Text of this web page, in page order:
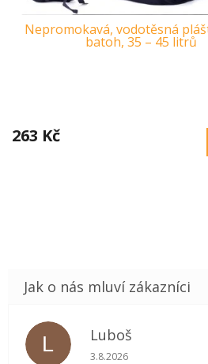
Nepromokavá, vodotěsná
batoh, 35 – 45 litrů
263 Kč
L Luboš
Hodnocení obchodu je
3.8.2026